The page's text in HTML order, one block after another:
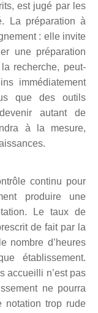
est jugé par les
La préparation à
: elleinvite
une préparation
recherche, peut-
immédiatement
que des outils
autant de
à
la mesure,
continu pour
produire une
Le taux de
de fait par la
nombre d’heures
établissement.
accueil li n’est pas
ne pourra
notation trop rude